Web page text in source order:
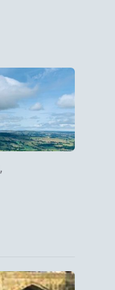
,